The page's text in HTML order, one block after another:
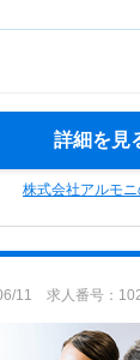
詳細を見
株式会社アルモ
11 求人番号：